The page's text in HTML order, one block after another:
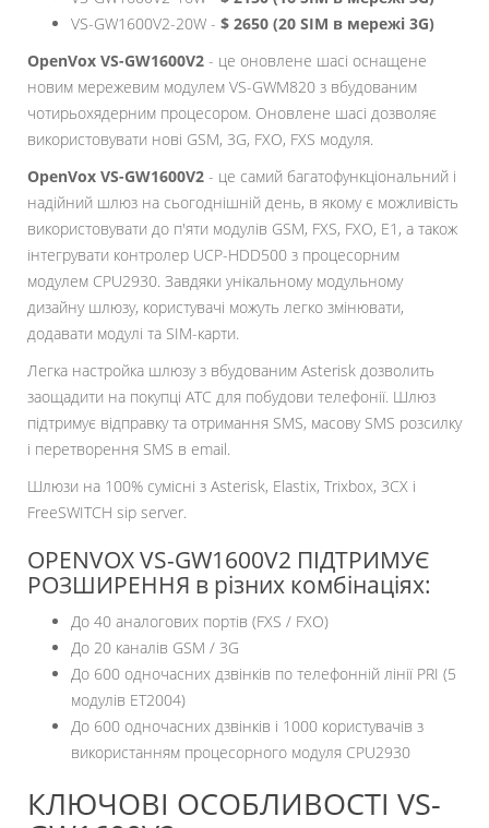
VS-GW1600V2-20W - $ 2650 (20 SIM в мережі 3G)
OpenVox VS-GW1600V2 - це оновлене шасі оснащене
новим мережевим модулем VS-GWM820 з вбудованим
чотирьохядерним процесором. Оновлене шасі дозволяє
використовувати нові GSM, 3G, FXO, FXS модуля.
OpenVox VS-GW1600V2 - це самий багатофункціональний і
надійний шлюз на сьогоднішній день, в якому є можливість
використовувати до п'яти модулів GSM, FXS, FXO, E1, а також
інтегрувати контролер UCP-HDD500 з процесорним
модулем CPU2930. Завдяки унікальному модульному
дизайну шлюзу, користувачі можуть легко змінювати,
додавати модулі та SIM-карти.
Легка настройка шлюзу з вбудованим Asterisk дозволить
заощадити на покупці ATC для побудови телефонії. Шлюз
підтримує відправку та отримання SMS, масову SMS розсилку
і перетворення SMS в email.
Шлюзи на 100% сумісні з Asterisk, Elastix, Trixbox, 3CX і
FreeSWITCH sip server.
OPENVOX VS-GW1600V2 ПІДТРИМУЄ
РОЗШИРЕННЯ в різних комбінаціях:
До 40 аналогових портів (FXS / FXO)
До 20 каналів GSM / 3G
До 600 одночасних дзвінків по телефонній лінії PRI (5
модулів ET2004)
До 600 одночасних дзвінків і 1000 користувачів з
використанням процесорного модуля CPU2930
КЛЮЧОВІ ОСОБЛИВОСТІ VS-